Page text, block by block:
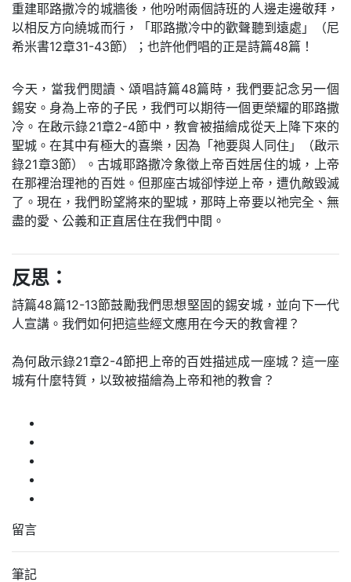
重建耶路撒冷的城牆後，他吩咐兩個詩班的人邊走邊敬拜，
以相反方向繞城而行，「耶路撒冷中的歡聲聽到遠處」（尼
希米書12章31-43節）；也許他們唱的正是詩篇48篇！
今天，當我們閱讀、頌唱詩篇48篇時，我們要記念另一個
錫安。身為上帝的子民，我們可以期待一個更榮耀的耶路撒
冷。在啟示錄21章2-4節中，教會被描繪成從天上降下來的
聖城。在其中有極大的喜樂，因為「祂要與人同住」（啟示
錄21章3節）。古城耶路撒冷象徵上帝百姓居住的城，上帝
在那裡治理祂的百姓。但那座古城卻悖逆上帝，遭仇敵毀滅
了。現在，我們盼望將來的聖城，那時上帝要以祂完全、無
盡的愛、公義和正直居住在我們中間。
反思：
詩篇48篇12-13節鼓勵我們思想堅固的錫安城，並向下一代
人宣講。我們如何把這些經文應用在今天的教會裡？
為何啟示錄21章2-4節把上帝的百姓描述成一座城？這一座
城有什麼特質，以致被描繪為上帝和祂的教會？
留言
筆記